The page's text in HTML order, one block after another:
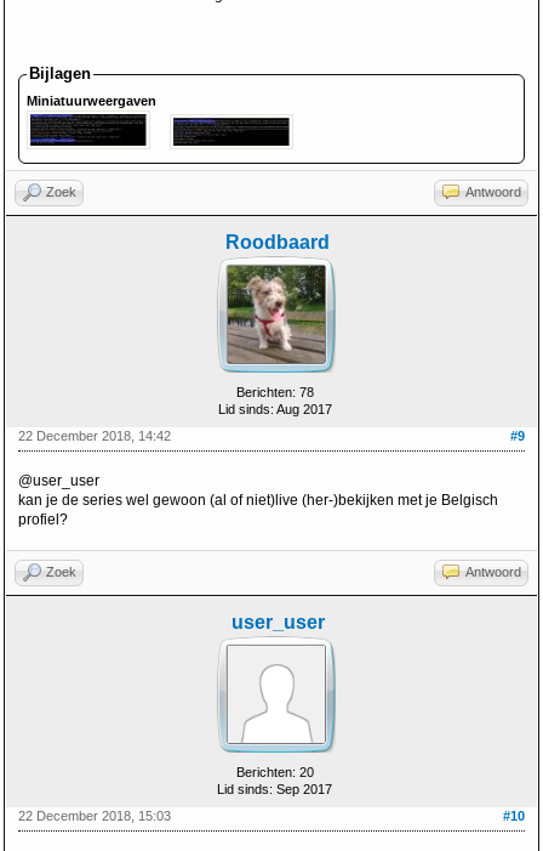
Bijlagen
Miniatuurweergaven
Zoek Antwoord
Roodbaard
Berichten: 78
Lid sinds: Aug 2017
#9
22 December 2018, 14:42
@user_user
kan je de series wel gewoon (al of niet)live (her-)bekijken met je Belgisch
profiel?
Zoek Antwoord
user_user
Berichten: 20
Lid sinds: Sep 2017
#10
22 December 2018, 15:03